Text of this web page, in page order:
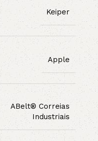
Keiper
Apple
ABelt® Correias
Industriais